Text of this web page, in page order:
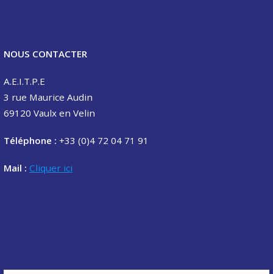
NOUS CONTACTER
A.E.I.T.P.E
3 rue Maurice Audin
69120 Vaulx en Velin
Téléphone : +33 (0)4 72 04 71 91
Mail : Cliquer ici